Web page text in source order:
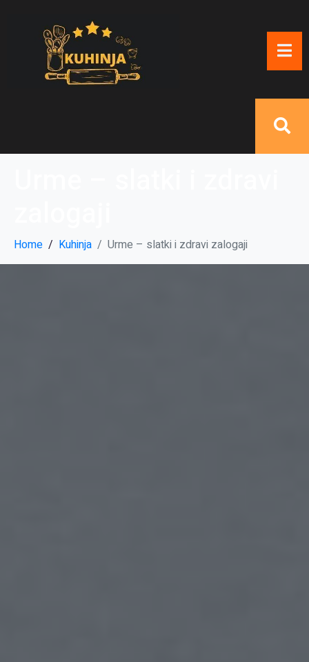
Home Kuhinja Urme – slatki i zdravi zalogaji